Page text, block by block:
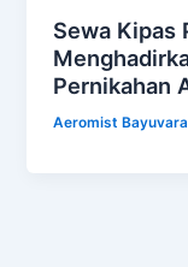
Sewa Kipas
Pernikahan
Aeromist Bayuvara